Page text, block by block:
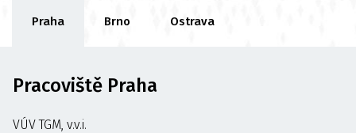
Praha Brno Ostrava
Pracoviště Praha
VÚV TGM, v.v.i.